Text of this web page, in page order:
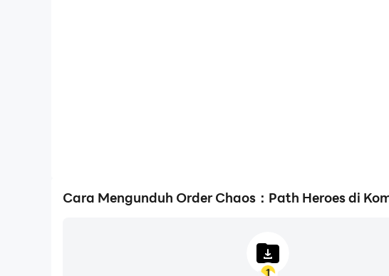
Cara Mengunduh Order Chaos：Path Heroes di
1